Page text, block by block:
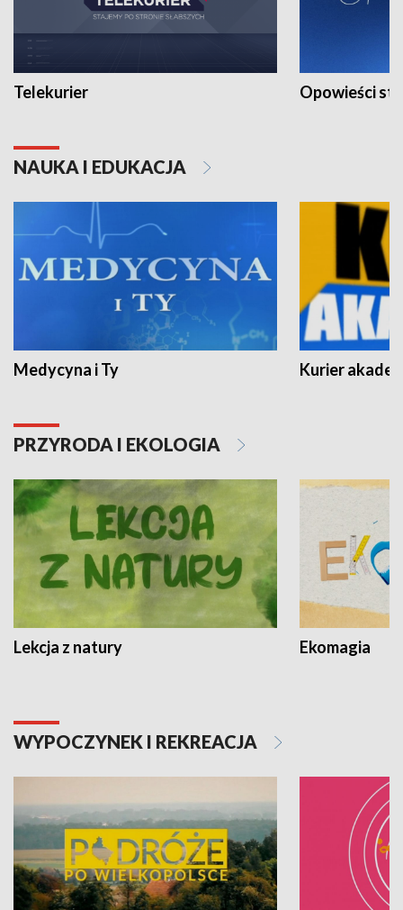
Telekurier Opowieści
NAUKA I EDUKACJA
Medycyna i Ty Kurier
PRZYRODA I EKOLOGIA
Lekcja z natury Ekomagia
WYPOCZYNEK I REKREACJA